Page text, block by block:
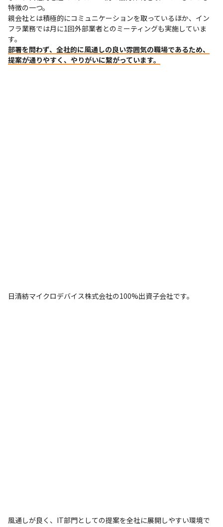
特徴の一つ。
親会社とは積極的にコミュニケーションを取っているほか、イン
フラ業務では月に1回外部業者とのミーティングも実施していま
部署を問わず、全社的に風通しの良い雰囲気の職場であるため、
提案が通りやすく、やりがいに繋がっています。
日清紡マイクロデバイス株式会社の100%出資子会社です。
風通しが良く、IT部門としての提案を全社に展開しやすい環境で